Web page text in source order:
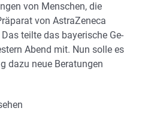
von Menschen, die
von AstraZeneca
teilte das bayerische Ge­
Abend mit. Nun solle es
dazu neue Beratungen